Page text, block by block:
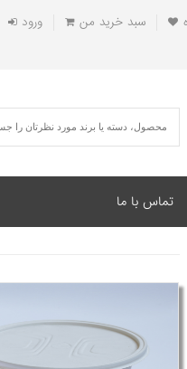
سبد خريد من ورود
تماس با ما